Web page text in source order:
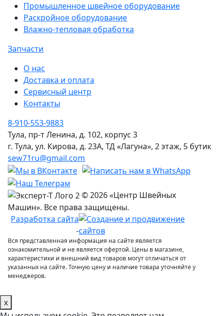
Промышленное швейное оборудование
Раскройное оборудование
Влажно-тепловая обработка
Запчасти
О нас
Доставка и оплата
Сервисный центр
Контакты
8-910-553-9883
Тула, пр-т Ленина, д. 102, корпус 3
г. Тула, ул. Кирова, д. 23А, ТД «Лагуна», 2 этаж, 5 бутик
sew71ru@gmail.com
© 2026 «Центр Швейных
Машин». Все права защищены.
Разработка сайта
-
Вся представленная информация на сайте является
ознакомительной и не является офертой. Цены в магазине,
характеристики и внешний вид товаров могут отличаться от
указанных на сайте. Точную цену и наличие товара уточняйте у
менеджеров.
x